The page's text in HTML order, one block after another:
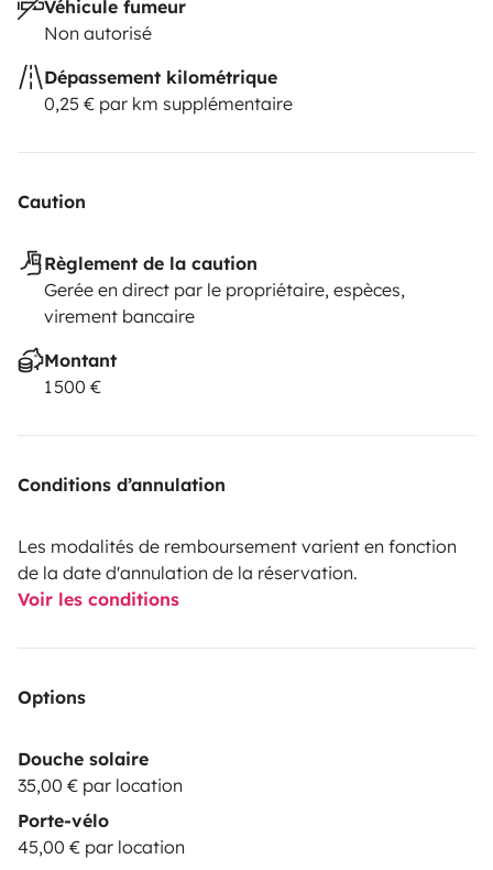
Véhicule fumeur
Non autorisé
Dépassement kilométrique
0,25 € par km supplémentaire
Caution
Règlement de la caution
Gerée en direct par le propriétaire, espèces,
virement bancaire
Montant
1 500 €
Conditions d’annulation
Les modalités de remboursement varient en fonction
de la date d'annulation de la réservation.
Voir les conditions
Options
Douche solaire
35,00 € par location
Porte-vélo
45,00 € par location